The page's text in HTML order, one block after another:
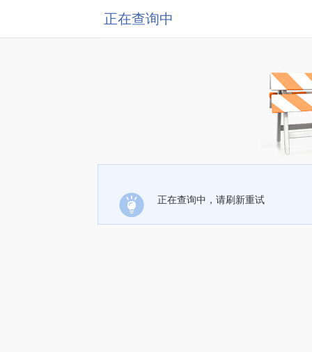
正在查询中
正在查询中，请刷新重试